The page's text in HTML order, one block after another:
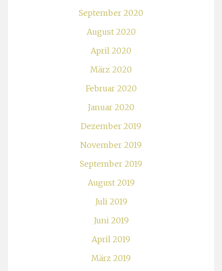
September 2020
August 2020
April 2020
März 2020
Februar 2020
Januar 2020
Dezember 2019
November 2019
September 2019
August 2019
Juli 2019
Juni 2019
April 2019
März 2019